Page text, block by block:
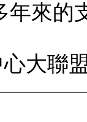
年來的
心大